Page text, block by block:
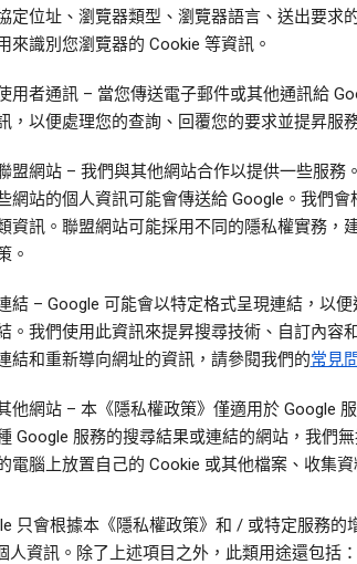
定位址、瀏覽器類型、瀏覽器語言、送出要求
來識別您瀏覽器的 Cookie 等資訊。
用者通訊– 當您傳送電子郵件或其他通訊給
，以便處理您的查詢、回覆您的要求並提昇服
盟網站– 我們與其他網站合作以提供一些服務
網站的個人資訊可能會傳送給 Google。我們
資訊。聯盟網站可能採用不同的隱私權實務，
。
結– Google 可能會以特定格式呈現連結，以
。我們使用此資訊來提昇搜尋技術、自訂內容
結和重新導向網址的資訊，請參閱我們的常見
他網站– 本《隱私權政策》僅適用於 Google
Google 服務的搜尋結果或連結的網站，我們
電腦上放置自己的 Cookie 或其他檔案、收集
只會根據本《隱私權政策》和 / 或特定服務的
人資訊。除了上述項目之外，此類用途還包括：